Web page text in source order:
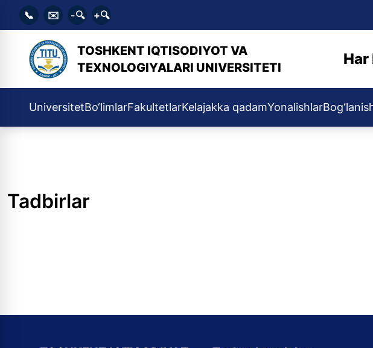
📞 ✉️ -🔍 +🔍
TOSHKENT IQTISODIYOT VA
TEXNOLOGIYALARI UNIVERSITETI
Har
UniversitetBo‘limlarFakultetlarKelajakka qadamYonalishlar
Tadbirlar